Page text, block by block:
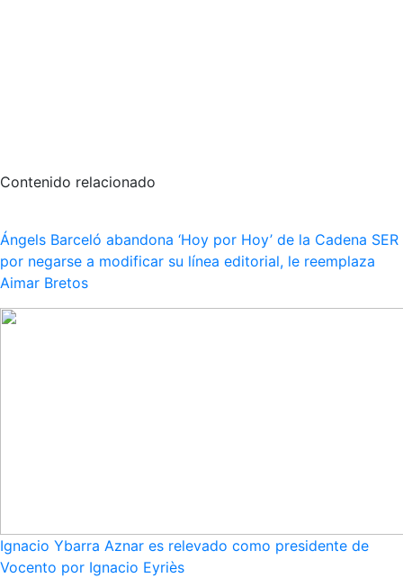
Contenido relacionado
Ángels Barceló abandona ‘Hoy por Hoy’ de la Cadena SER
por negarse a modificar su línea editorial, le reemplaza
Aimar Bretos
Ignacio Ybarra Aznar es relevado como presidente de
Vocento por Ignacio Eyriès